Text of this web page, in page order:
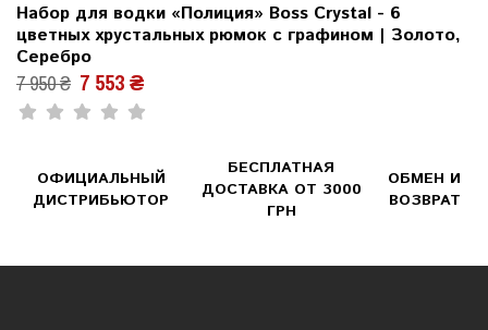
Набор для водки «Полиция» Boss Crystal - 6
цветных хрустальных рюмок с графином | Золото,
Серебро
7 950 ₴ 7 553 ₴
ОФИЦИАЛЬНЫЙ
ДИСТРИБЬЮТОР
БЕСПЛАТНАЯ
ДОСТАВКА ОТ 3000
ГРН
ОБМЕН И
ВОЗВРАТ